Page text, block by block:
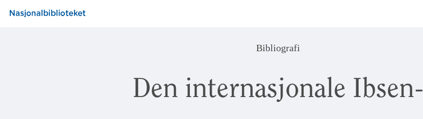
Bibliografi
Den internasjonale Ibsen-